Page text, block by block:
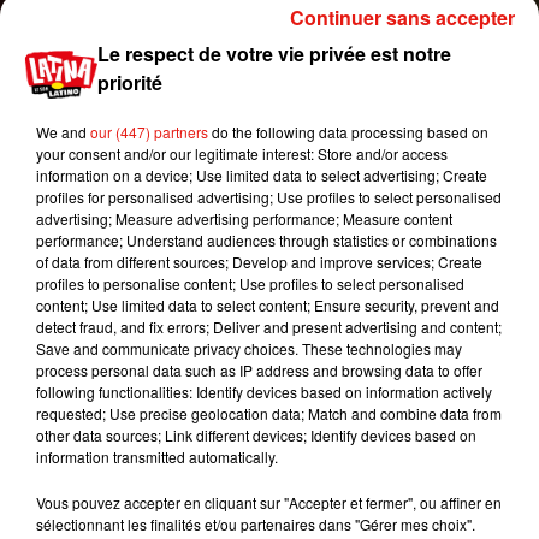
votre salle de bain. Avec la box Pousse Pousse
sans plastique zéro déchet, vous pourrez
respecteront mieux votre peau ou encore, faire
votre dentifrice maison qui ne sera pas contenu
dans un tube en plastique. Il s’agit donc d’une
multitude de petits gestes dans la vie de tous les
jours mais, qui sera tellement meilleure pour soi.
Imaginez-vous en train de réaliser votre lessive
qui respectera vos habits autant que
l’environnement. Il s’agit d’une véritable
opportunité à saisir et qui aidera chaque personne
à prendre conscience que nos réflexes quotidiens
peuvent être bouleversés en y ôtant le plastique.
Vous vous rendez compte que, de nos jours,
beaucoup de consommateurs veulent une vie
plus écologique à l’heure où notre planète a
Le respect de votre vie privée est notre
priorité
We and our (447) partnersdo the following data processing based on
your consent and/or our legitimate interest: Store and/or access
information on a device; Use limited data to select advertising; Create
profiles for personalised advertising; Use profiles to select personalised
advertising; Measure advertising performance; Measure content
performance; Understand audiences through statistics or combinations
of data from different sources; Develop and improve services; Create
profiles to personalise content; Use profiles to select personalised
content; Use limited data to select content; Ensure security, prevent and
detect fraud, and fix errors; Deliver and present advertising and content;
Save and communicate privacy choices. These technologies may
process personal data such as IP address and browsing data to offer
following functionalities: Identify devices based on information actively
requested; Use precise geolocation data; Match and combine data from
other data sources; Link different devices; Identify devices based on
information transmitted automatically.
Vous pouvez accepter en cliquant sur "Accepter et fermer", ou affiner en
sélectionnant les finalités et/ou partenaires dans "Gérer mes choix".
Continuer sans accepter